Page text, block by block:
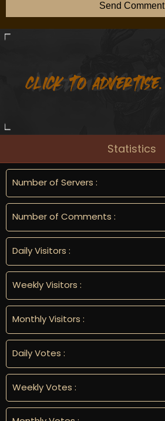
Send Comment
Statistics
Number of Servers :
Number of Comments :
Daily Visitors :
Weekly Visitors :
Monthly Visitors :
Daily Votes :
Weekly Votes :